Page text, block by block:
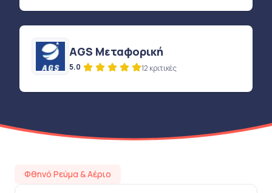
AGS Μεταφορική
5.0 12 κριτικές
Φθηνό Ρεύμα & Αέριο